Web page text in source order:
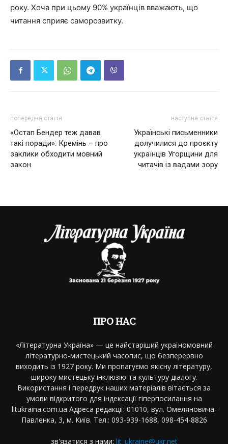
року. Хоча при цьому 90% українців вважають, що
читання сприяє саморозвитку.
попередня стаття
«Остап Бендер теж давав
такі поради»: Кремінь – про
заклики обходити мовний
закон
наступна стаття
Українські письменники
долучилися до проєкту
українців Угорщини для
читачів із вадами зору
ПРО НАС
«Літературна Україна» — це найстаріший україномовний
літературно-мистецький часопис, що безперервно
виходить із 1927 року. Ми пропагуємо якісну літературу,
широку мистецьку інклюзію та культуру діалогу.
Використання і передрук наших матеріалів вітається за
умови відкритого для індексації гіперпосилання на
litukraina.com.ua Адреса редакції: 01010, вул. Омеляновича-
Павленка, 3, м. Київ. Тел.: 093-939-1688, 098-454-8826
зв'язатися з нами: lit_ukraine@ukr.net